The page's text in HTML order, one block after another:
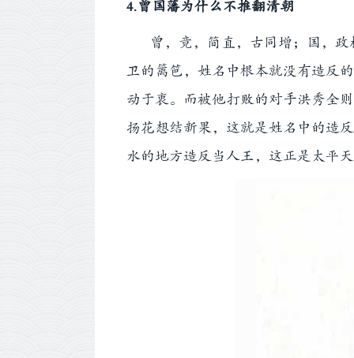
4.曾国藩为什么不推翻清朝
曾，竟，简直，古同增；国，政
卫的篱笆，姓名中根本就没有造反
动于衷。而被他打败的对手洪秀
扬花想结新果，这就是姓名中的
水的地方造反当人王，这正是太平